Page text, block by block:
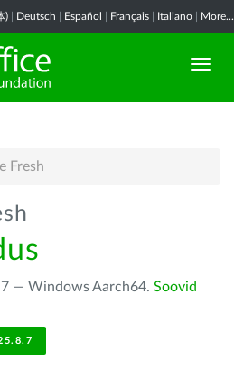
) Deutsch Español Français Italiano More...
Fresh
— Windows Aarch64. Soovid